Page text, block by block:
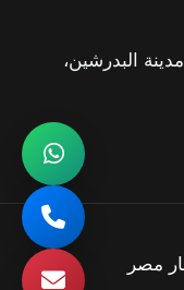
البدرشين،